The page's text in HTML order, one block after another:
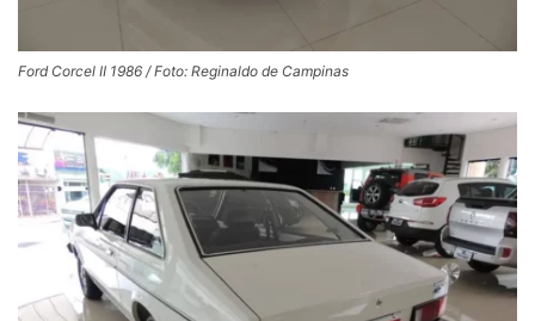
Ford Corcel II 1986 / Foto: Reginaldo de Campinas